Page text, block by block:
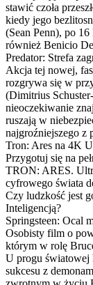
stawić czoła
kiedy jego
(Sean Penn), po
również Benicio
Predator: Strefa
Akcja tej nowej,
rozgrywa się w
(Dimitrius
nieoczekiwanie
ruszają w
najgroźniejszego z
Tron: Ares na 4K
Przygotuj się na
TRON: ARES.
cyfrowego świata
Czy ludzkość jest
Inteligencją?
Springsteen: Ocal
Osobisty film o
którym w rolę
U progu światowej
sukcesu z